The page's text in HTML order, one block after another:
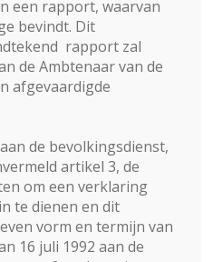
een rapport, waarvan
bevindt. Dit
rapport zal
de Ambtenaar van de
afgevaardigde
de bevolkingsdienst,
artikel 3, de
om een verklaring
te dienen en dit
vorm en termijn van
16 juli 1992 aan de